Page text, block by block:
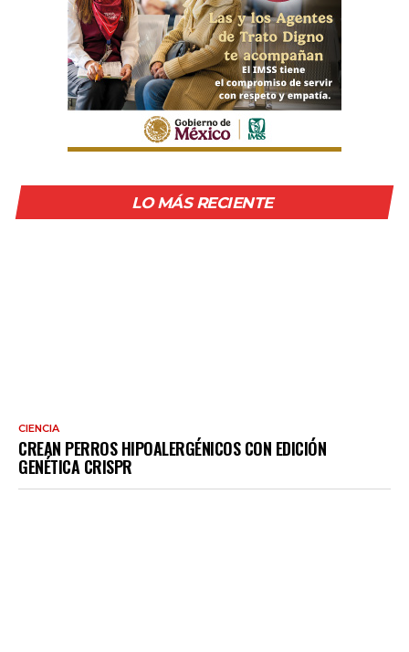
LO MÁS RECIENTE
CIENCIA
CREAN PERROS HIPOALERGÉNICOS CON EDICIÓN
GENÉTICA CRISPR